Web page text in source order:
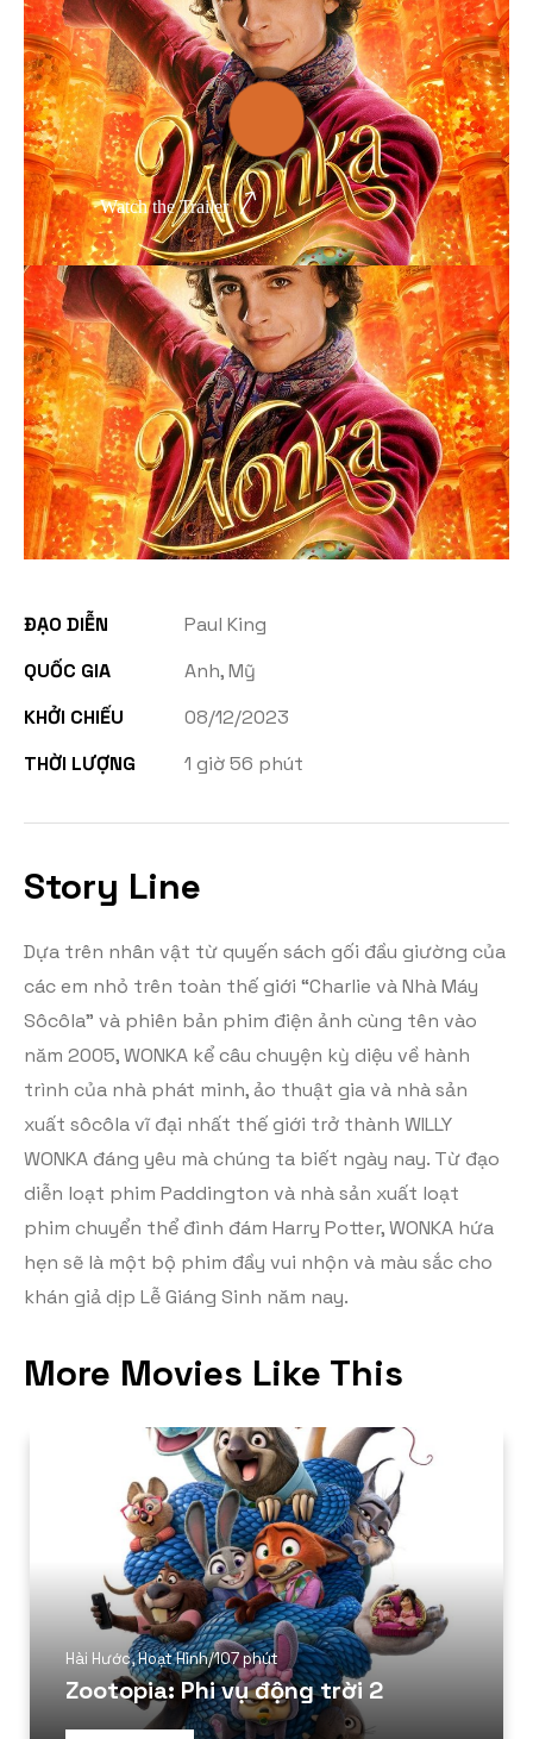
Thể loại phim
Phim kinh dị
Hài hước
Hoạt hình
Hành động
Tình cảm
Việt Nam
Watch the Trailer
ĐẠO DIỄN
Paul King
QUỐC GIA
Anh, Mỹ
KHỞI CHIẾU
08/12/2023
THỜI LƯỢNG
1 giờ 56 phút
Story Line
Dựa trên nhân vật từ quyến sách gối đầu giường của
các em nhỏ trên toàn thế giới “Charlie và Nhà Máy
Sôcôla” và phiên bản phim điện ảnh cùng tên vào
năm 2005, WONKA kể câu chuyện kỳ diệu về hành
trình của nhà phát minh, ảo thuật gia và nhà sản
xuất sôcôla vĩ đại nhất thế giới trở thành WILLY
WONKA đáng yêu mà chúng ta biết ngày nay. Từ đạo
diễn loạt phim Paddington và nhà sản xuất loạt
phim chuyển thể đình đám Harry Potter, WONKA hứa
hẹn sẽ là một bộ phim đầy vui nhộn và màu sắc cho
khán giả dịp Lễ Giáng Sinh năm nay.
More Movies Like This
Hài Hước,Hoạt Hình/107 phút
Zootopia: Phi vụ động trời 2